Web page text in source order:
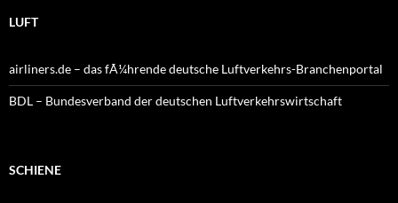
LUFT
airliners.de – das fÃ¼hrende deutsche Luftverkehrs-Branchenportal
BDL – Bundesverband der deutschen Luftverkehrswirtschaft
SCHIENE